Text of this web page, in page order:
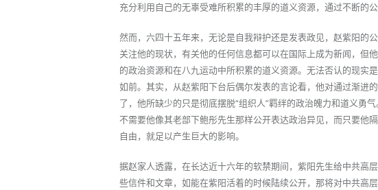
充分利用自己的无辜受难所积累的丰厚的道义资源，通过不断的
然而，六四十五年来，无论是自我辩护还是发表政见，赵紫阳的
关注他的现状，有关他的任何信息都可以在国际上成为新闻，但
的政治资源和在八九运动中所积累的道义资源。无法否认的现实
如前。其实，从赵紫阳下台后偶尔发表的言论看，他对通过渐进
了，他所缺少的只是彻底摆脱“组织人”羁绊的政治魄力和道义勇
不需要他像其老部下鲍彤先生那样公开表达政治异见，而只要他
自由，就足以产生巨大的影响。
据赵家人透露，在长达近十六年的软禁期间，紫阳先生给中共高
些信件和文章，如能在紫阳活着的时候陆续公开，那将对中共高